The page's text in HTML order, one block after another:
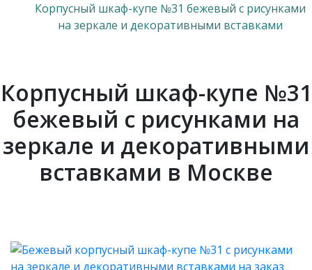
Корпусный шкаф-купе №31 бежевый с рисунками
на зеркале и декоративными вставками
Корпусный шкаф-купе №31
бежевый с рисунками на
зеркале и декоративными
вставками в Москве